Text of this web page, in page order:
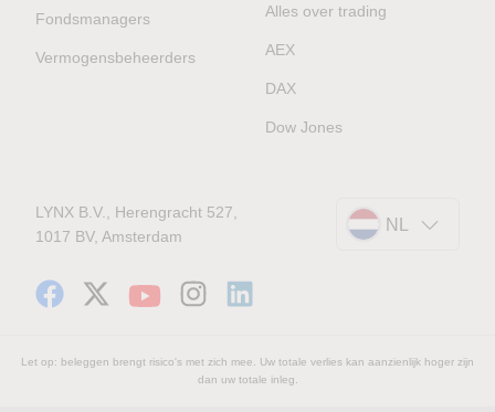
Fondsmanagers
Vermogensbeheerders
Alles over trading
AEX
DAX
Dow Jones
LYNX B.V., Herengracht 527,
1017 BV, Amsterdam
NL
Let op: beleggen brengt risico's met zich mee. Uw totale verlies kan aanzienlijk hoger zijn
dan uw totale inleg.